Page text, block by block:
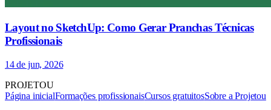
Layout no SketchUp: Como Gerar Pranchas Técnicas
Profissionais
14 de jun, 2026
PROJETOU
Página inicialFormações profissionaisCursos gratuitosSobre a Projetou